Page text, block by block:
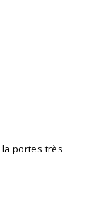
la portes très